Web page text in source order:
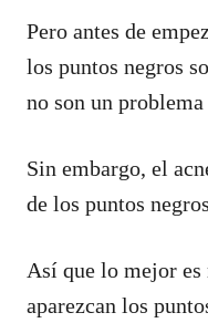
Pero antes de
los puntos negros
no son un
Sin embargo, el
de los puntos
Así que lo mejor es
aparezcan los